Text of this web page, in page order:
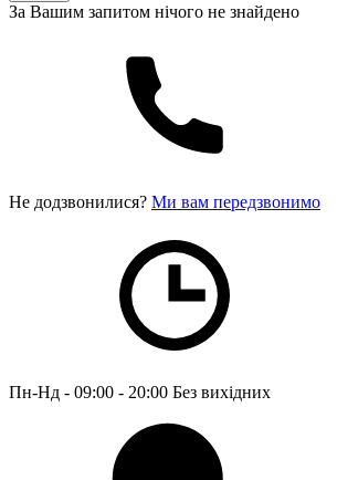
За Вашим запитом нічого не знайдено
Не додзвонилися? Ми вам передзвонимо
Пн-Нд - 09:00 - 20:00 Без вихідних